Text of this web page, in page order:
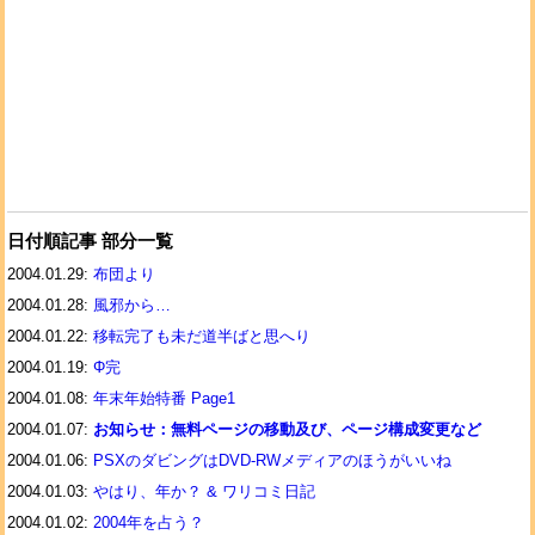
日付順記事 部分一覧
2004.01.29: 布団より
2004.01.28: 風邪から…
2004.01.22: 移転完了も未だ道半ばと思へり
2004.01.19: Φ完
2004.01.08: 年末年始特番 Page1
2004.01.07: お知らせ：無料ページの移動及び、ページ構成変更など
2004.01.06: PSXのダビングはDVD-RWメディアのほうがいいね
2004.01.03: やはり、年か？ & ワリコミ日記
2004.01.02: 2004年を占う？